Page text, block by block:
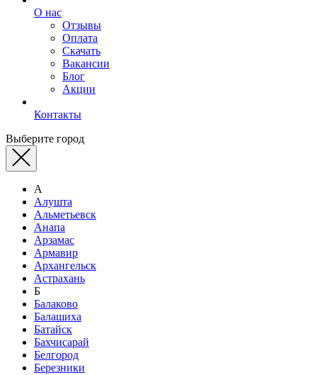
О нас
Отзывы
Оплата
Скачать
Вакансии
Блог
Акции
Контакты
Выберите город
А
Алушта
Альметьевск
Анапа
Арзамас
Армавир
Архангельск
Астрахань
Б
Балаково
Балашиха
Батайск
Бахчисарай
Белгород
Березники